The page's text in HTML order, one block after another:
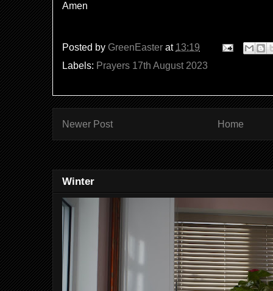
Amen
Posted by GreenEaster at 13:19
Labels: Prayers 17th August 2023
Newer Post Home
Winter